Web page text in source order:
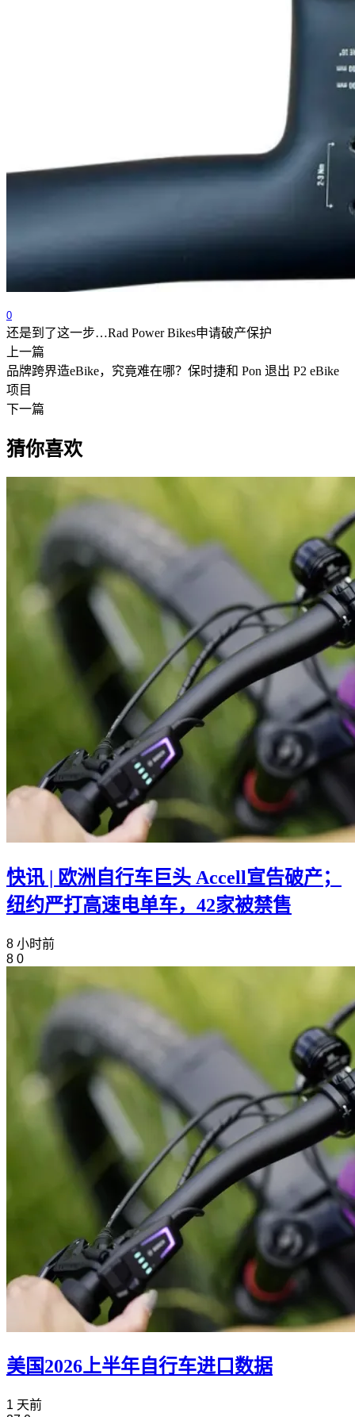
0
还是到了这一步…Rad Power Bikes申请破产保护
上一篇
品牌跨界造eBike，究竟难在哪？保时捷和 Pon 退出 P2 eBike
项目
下一篇
猜你喜欢
快讯 | 欧洲自行车巨头 Accell宣告破产；
纽约严打高速电单车，42家被禁售
8 小时前
8 0
美国2026上半年自行车进口数据
1 天前